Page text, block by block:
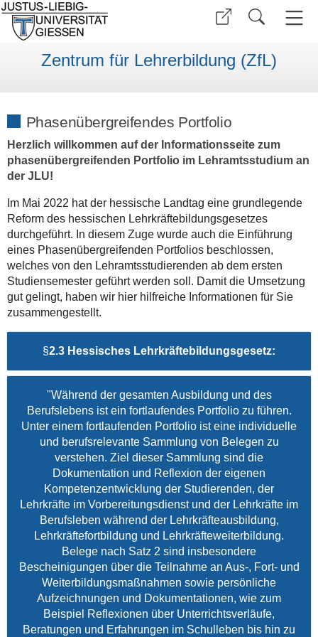
Zentrum für Lehrerbildung (ZfL)
Phasenübergreifendes Portfolio
Herzlich willkommen auf der Informationsseite zum
phasenübergreifenden Portfolio im Lehramtsstudium an
der JLU!
Im Mai 2022 hat der hessische Landtag eine grundlegende
Reform des hessischen Lehrkräftebildungsgesetzes
durchgeführt. In diesem Zuge wurde auch die Einführung
eines Phasenübergreifenden Portfolios beschlossen,
welches von den Lehramtsstudierenden ab dem ersten
Studiensemester geführt werden soll. Damit die Umsetzung
gut gelingt, haben wir hier hilfreiche Informationen für Sie
zusammengestellt.
§2.3 Hessisches Lehrkräftebildungsgesetz:
"Während der gesamten Ausbildung und des
Berufslebens ist ein fortlaufendes Portfolio zu führen.
Unter einem fortlaufenden Portfolio ist eine individuelle
und berufsrelevante Sammlung von Belegen zu
verstehen. Ziel dieser Sammlung sind die
Dokumentation und Reflexion der eigenen
Kompetenzentwicklung der Studierenden, der
Lehrkräfte im Vorbereitungsdienst und der Lehrkräfte im
Berufsleben während der Lehrkräfteausbildung,
Lehrkräftefortbildung und Lehrkräfteweiterbildung.
Belege nach Satz 2 sind insbesondere
Bescheinigungen über die Teilnahme an Aus-, Fort- und
Weiterbildungsmaßnahmen sowie persönliche
Aufzeichnungen und Dokumentationen, wie zum
Beispiel Reflexionen über Unterrichtsverläufe,
Beratungen und Erfahrungen im Schulleben bis hin zu